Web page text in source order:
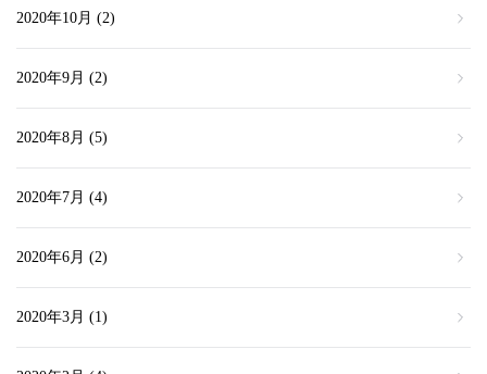
2020年10月 (2)
2020年9月 (2)
2020年8月 (5)
2020年7月 (4)
2020年6月 (2)
2020年3月 (1)